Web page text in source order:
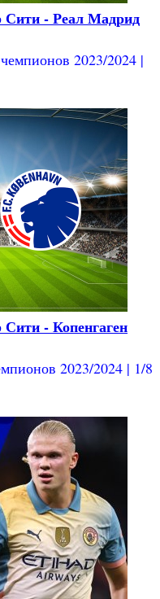
Сити - Реал Мадрид
2023/2024 |
- Копенгаген
2023/2024 | 1/8